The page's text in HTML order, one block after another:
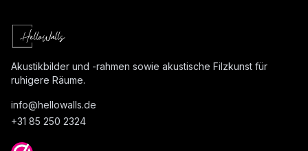
Akustikbilder und -rahmen sowie akustische Filzkunst für
ruhigere Räume.
info@hellowalls.de
+31 85 250 2324